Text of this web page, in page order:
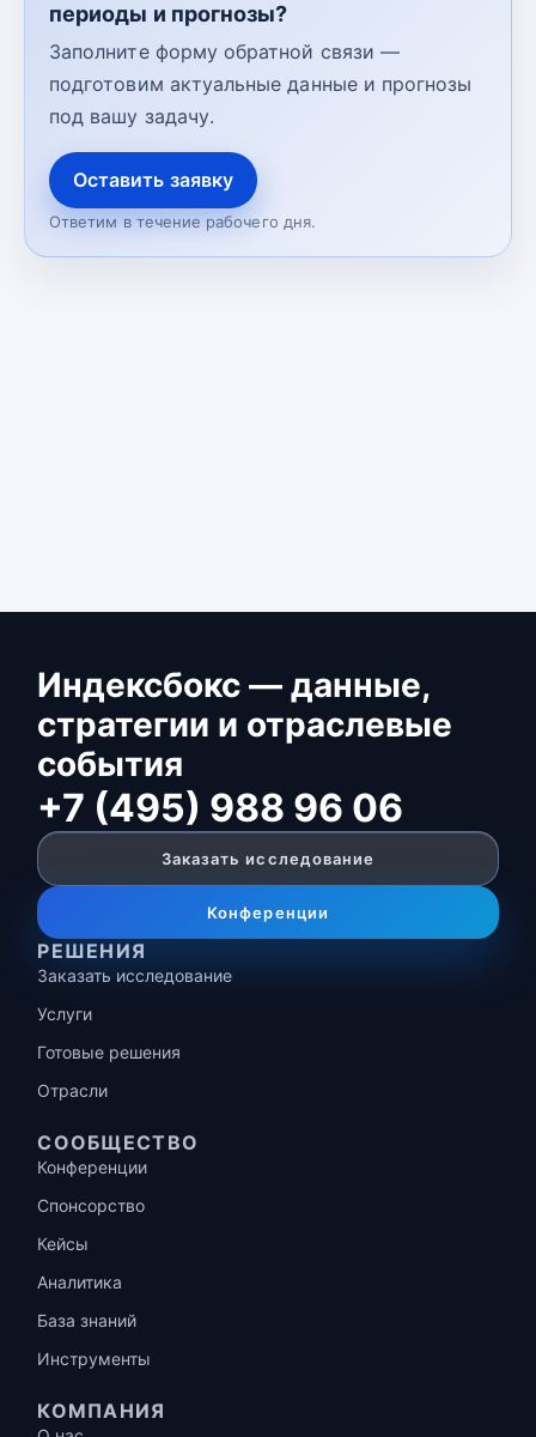
периоды и прогнозы?
Заполните форму обратной связи —
подготовим актуальные данные и прогнозы
под вашу задачу.
Оставить заявку
Ответим в течение рабочего дня.
Индексбокс — данные,
стратегии и отраслевые
события
+7 (495) 988 96 06
Заказать исследование
Конференции
РЕШЕНИЯ
Заказать исследование
Услуги
Готовые решения
Отрасли
СООБЩЕСТВО
Конференции
Спонсорство
Кейсы
Аналитика
База знаний
Инструменты
КОМПАНИЯ